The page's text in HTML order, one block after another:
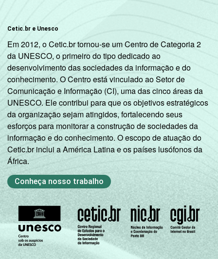
Mais de 3
SM até 5 SM
70
Mais de 5
SM até 10
SM
85 2
Mais de 10
SM
88 2
Classe
social
A
B 79
C 47 8
DE
Cetic.br e Unesco
Em 2012, o Cetic.br tornou-se um Centro de Categoria 2
da UNESCO, o primeiro do tipo dedicado ao
desenvolvimento das sociedades da informação e do
conhecimento. O Centro está vinculado ao Setor de
Comunicação e Informação (CI), uma das cinco áreas da
UNESCO. Ele contribui para que os objetivos estratégicos
da organização sejam atingidos, fortalecendo seus
esforços para monitorar a construção de sociedades da
informação e do conhecimento. O escopo de atuação do
Cetic.br inclui a América Latina e os países lusófonos da
África.
Conheça nosso trabalho